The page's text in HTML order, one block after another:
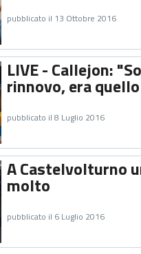
pubblicato il 13 Ottobre 2016
LIVE - Callejon:
rinnovo, era
pubblicato il 8 Luglio 2016
A Castelvolturno
molto
pubblicato il 6 Luglio 2016